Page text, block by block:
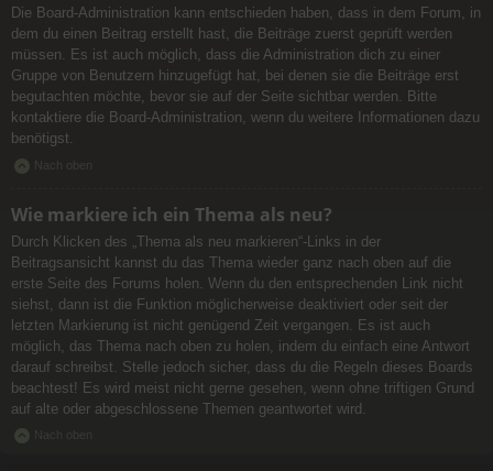
Die Board-Administration kann entschieden haben, dass in dem Forum, in
dem du einen Beitrag erstellt hast, die Beiträge zuerst geprüft werden
müssen. Es ist auch möglich, dass die Administration dich zu einer
Gruppe von Benutzern hinzugefügt hat, bei denen sie die Beiträge erst
begutachten möchte, bevor sie auf der Seite sichtbar werden. Bitte
kontaktiere die Board-Administration, wenn du weitere Informationen dazu
benötigst.
Nach oben
Wie markiere ich ein Thema als neu?
Durch Klicken des „Thema als neu markieren“-Links in der
Beitragsansicht kannst du das Thema wieder ganz nach oben auf die
erste Seite des Forums holen. Wenn du den entsprechenden Link nicht
siehst, dann ist die Funktion möglicherweise deaktiviert oder seit der
letzten Markierung ist nicht genügend Zeit vergangen. Es ist auch
möglich, das Thema nach oben zu holen, indem du einfach eine Antwort
darauf schreibst. Stelle jedoch sicher, dass du die Regeln dieses Boards
beachtest! Es wird meist nicht gerne gesehen, wenn ohne triftigen Grund
auf alte oder abgeschlossene Themen geantwortet wird.
Nach oben